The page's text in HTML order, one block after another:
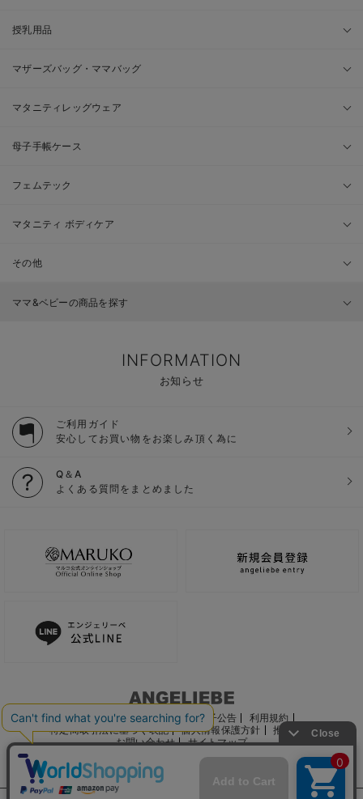
授乳用品
マザーズバッグ・ママバッグ
マタニティレッグウェア
母子手帳ケース
フェムテック
マタニティ ボディケア
その他
ママ&ベビーの商品を探す
INFORMATION
お知らせ
ご利用ガイド
安心してお買い物をお楽しみ頂く為に
Q＆A
よくある質問をまとめました
ご利用ガイド 会社概要 電子公告
利用規約
特定商取引法に基づく表記
個人情報保護方針
推奨環境
お問い合わせ
サイトマップ